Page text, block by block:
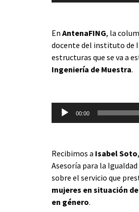
En AntenaFING, la
docente del instituto de
estructuras que se va a
Ingeniería de Muestra.
de
audio
00:00
Recibimos a Isabel Soto
Asesoría para la
sobre el servicio que
mujeres en situación
en género.